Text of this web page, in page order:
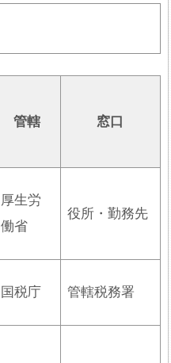
管轄 窓口
厚生労
働省
役所・勤務先
国税庁 管轄税務署